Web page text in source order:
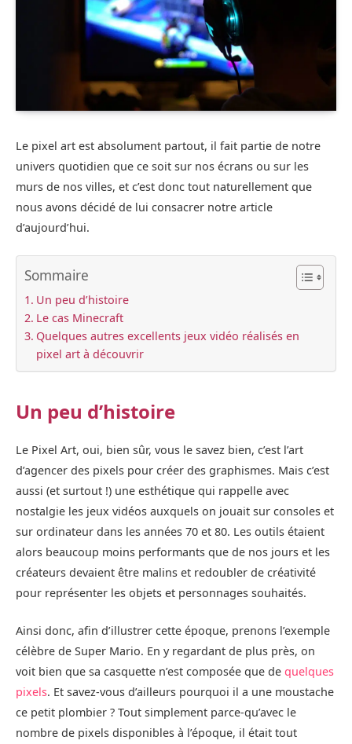
Le pixel art est absolument partout, il fait partie de notre
univers quotidien que ce soit sur nos écrans ou sur les
murs de nos villes, et c’est donc tout naturellement que
nous avons décidé de lui consacrer notre article
d’aujourd’hui.
Sommaire
Un peu d’histoire
Le cas Minecraft
Quelques autres excellents jeux vidéo réalisés en
pixel art à découvrir
Un peu d’histoire
Le Pixel Art, oui, bien sûr, vous le savez bien, c’est l’art
d’agencer des pixels pour créer des graphismes. Mais c’est
aussi (et surtout !) une esthétique qui rappelle avec
nostalgie les jeux vidéos auxquels on jouait sur consoles et
sur ordinateur dans les années 70 et 80. Les outils étaient
alors beaucoup moins performants que de nos jours et les
créateurs devaient être malins et redoubler de créativité
pour représenter les objets et personnages souhaités.
Ainsi donc, afin d’illustrer cette époque, prenons l’exemple
célèbre de Super Mario. En y regardant de plus près, on
voit bien que sa casquette n’est composée que de quelques
pixels. Et savez-vous d’ailleurs pourquoi il a une moustache
ce petit plombier ? Tout simplement parce-qu’avec le
nombre de pixels disponibles à l’époque, il était tout